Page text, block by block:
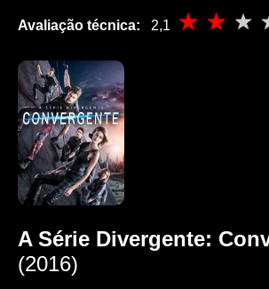
Avaliação técnica: 2,1
A Série Divergente:
(2016)